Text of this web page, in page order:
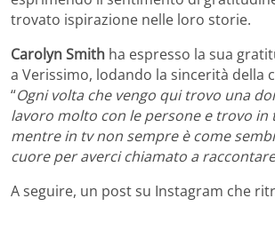
trovato ispirazione nelle loro storie.
Carolyn Smith ha espresso la sua
a Verissimo, lodando la sincerità della
“Ogni volta che vengo qui trovo una
lavoro molto con le persone e trovo in
mentre in tv non sempre è come
cuore per averci chiamato a raccontare
A seguire, un post su Instagram che